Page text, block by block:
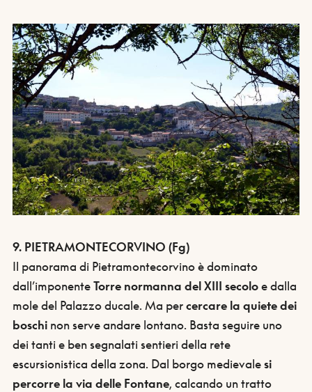
9. PIETRAMONTECORVINO (Fg)
Il panorama di Pietramontecorvino è dominato
dall’imponenteTorre normanna del XIII secoloe dalla
mole del Palazzo ducale. Ma percercare la quiete dei
boschi non serve andare lontano. Basta seguire uno
dei tanti e ben segnalati sentieri della rete
escursionistica della zona. Dal borgo medievalesi
percorre la via delle Fontane, calcando un tratto